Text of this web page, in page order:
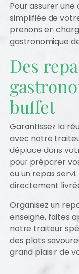
Pour assurer
simplifiée de
prenons en
gastronomique
Des
buffet
Garantissez la
avec notre
déplace dans
pour préparer
ou un repas
directement
Organisez un
enseigne, faites
notre traiteur
des plats
grand plaisir de